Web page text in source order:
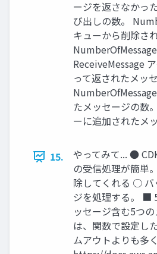
ージを返さなかっ
び出しの数。
キューから削除さ
ReceiveMessage
って返されたメッ
たメッセージの数
ーに追加されたメ
15.
やってみて... ●
の受信処理が簡単
除してくれる ○
ジを処理する。 ■
ッセージ含む5つ
は、関数で設定し
ムアウトよりも多